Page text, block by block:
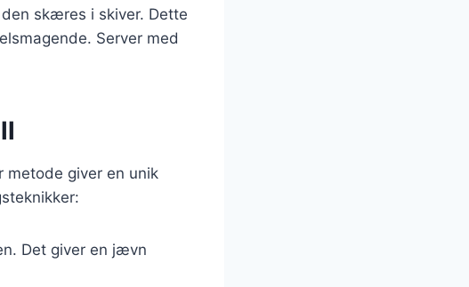
skæres i skiver. Dette
Server med
metode giver en unik
Det giver en jævn